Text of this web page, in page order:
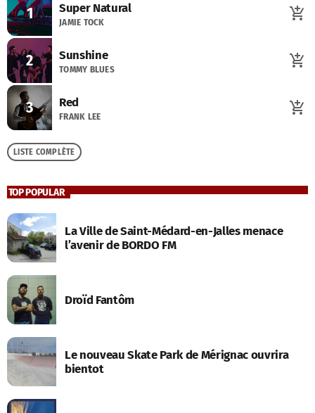
1 Super Natural
JAMIE TOCK add_shopping_cart
2 Sunshine
TOMMY BLUES add_shopping_cart
3 Red
FRANK LEE add_shopping_cart
LISTE COMPLÈTE
TOP POPULAR
La Ville de Saint-Médard-en-Jalles menace
l’avenir de BORDO FM
Droïd Fantôm
Le nouveau Skate Park de Mérignac ouvrira
bientot